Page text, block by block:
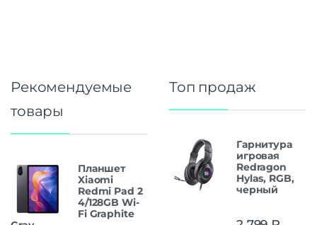
Рекомендуемые
товары
Планшет
Xiaomi
Redmi Pad 2
4/128GB Wi-
Fi Graphite
Топ продаж
Гарнитура
игровая
Redragon
Hylas, RGB,
черный